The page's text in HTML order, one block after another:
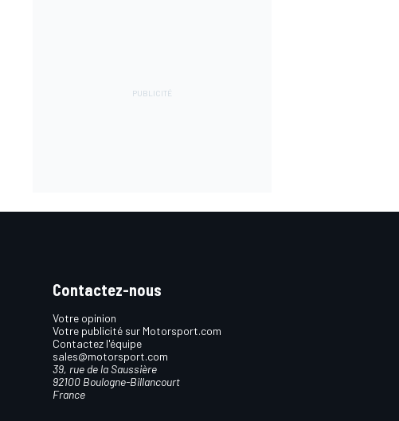
Contactez-nous
Votre opinion
Votre publicité sur Motorsport.com
Contactez l'équipe
sales@motorsport.com
39, rue de la Saussière
92100 Boulogne-Billancourt
France